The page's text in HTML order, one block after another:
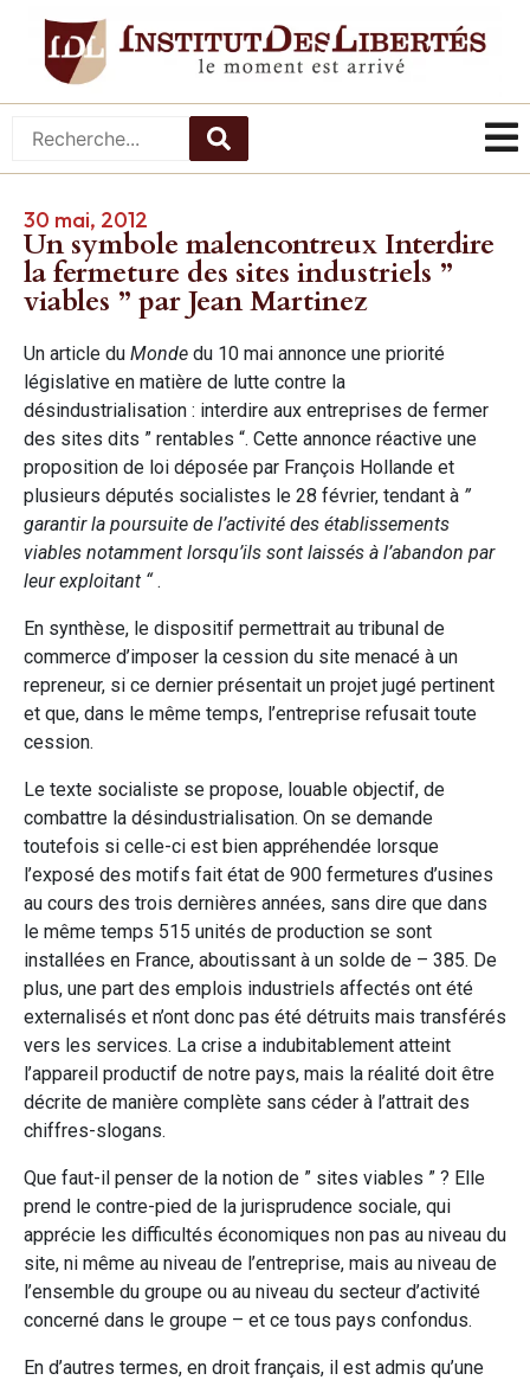
30 mai, 2012
Un symbole malencontreux Interdire
la fermeture des sites industriels ”
viables ” par Jean Martinez
Un article du Monde du 10 mai annonce une priorité
législative en matière de lutte contre la
désindustrialisation : interdire aux entreprises de fermer
des sites dits ” rentables “. Cette annonce réactive une
proposition de loi déposée par François Hollande et
plusieurs députés socialistes le 28 février, tendant à ”
garantir la poursuite de l’activité des établissements
viables notamment lorsqu’ils sont laissés à l’abandon par
leur exploitant “ .
En synthèse, le dispositif permettrait au tribunal de
commerce d’imposer la cession du site menacé à un
repreneur, si ce dernier présentait un projet jugé pertinent
et que, dans le même temps, l’entreprise refusait toute
cession.
Le texte socialiste se propose, louable objectif, de
combattre la désindustrialisation. On se demande
toutefois si celle-ci est bien appréhendée lorsque
l’exposé des motifs fait état de 900 fermetures d’usines
au cours des trois dernières années, sans dire que dans
le même temps 515 unités de production se sont
installées en France, aboutissant à un solde de – 385. De
plus, une part des emplois industriels affectés ont été
externalisés et n’ont donc pas été détruits mais transférés
vers les services. La crise a indubitablement atteint
l’appareil productif de notre pays, mais la réalité doit être
décrite de manière complète sans céder à l’attrait des
chiffres-slogans.
Que faut-il penser de la notion de ” sites viables ” ? Elle
prend le contre-pied de la jurisprudence sociale, qui
apprécie les difficultés économiques non pas au niveau du
site, ni même au niveau de l’entreprise, mais au niveau de
l’ensemble du groupe ou au niveau du secteur d’activité
concerné dans le groupe – et ce tous pays confondus.
En d’autres termes, en droit français, il est admis qu’une